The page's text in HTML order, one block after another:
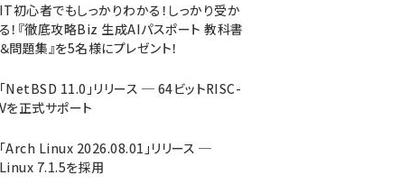
IT初心者でもしっかりわかる！しっかり受か
る！『徹底攻略Biz 生成AIパスポート 教科書
＆問題集』を5名様にプレゼント！
「NetBSD 11.0」リリース ─ 64ビットRISC-
Vを正式サポート
「Arch Linux 2026.08.01」リリース ─
Linux 7.1.5を採用